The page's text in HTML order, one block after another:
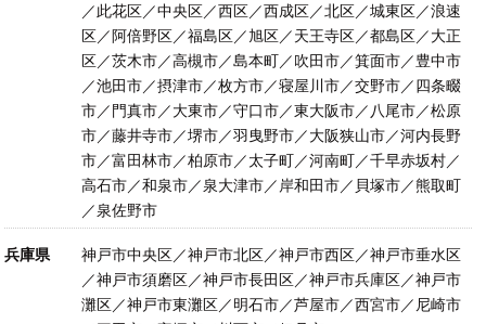
／此花区／中央区／西区／西成区／北区／城東区／浪速
区／阿倍野区／福島区／旭区／天王寺区／都島区／大正
区／茨木市／高槻市／島本町／吹田市／箕面市／豊中市
／池田市／摂津市／枚方市／寝屋川市／交野市／四条畷
市／門真市／大東市／守口市／東大阪市／八尾市／松原
市／藤井寺市／堺市／羽曳野市／大阪狭山市／河内長野
市／富田林市／柏原市／太子町／河南町／千早赤坂村／
高石市／和泉市／泉大津市／岸和田市／貝塚市／熊取町
／泉佐野市
兵庫県
神戸市中央区／神戸市北区／神戸市西区／神戸市垂水区
／神戸市須磨区／神戸市長田区／神戸市兵庫区／神戸市
灘区／神戸市東灘区／明石市／芦屋市／西宮市／尼崎市